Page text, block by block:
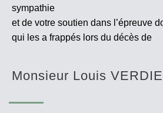
sympathie
et de votre soutien dans l’épreuve
qui les a frappés lors du décès de
Monsieur Louis